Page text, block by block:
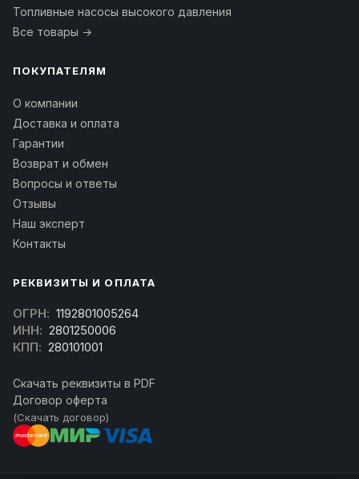
Топливные насосы высокого давления
Все товары →
ПОКУПАТЕЛЯМ
О компании
Доставка и оплата
Гарантии
Возврат и обмен
Вопросы и ответы
Отзывы
Наш эксперт
Контакты
РЕКВИЗИТЫ И ОПЛАТА
ОГРН: 1192801005264
ИНН: 2801250006
КПП: 280101001
Скачать реквизиты в PDF
Договор оферта
(Скачать договор)